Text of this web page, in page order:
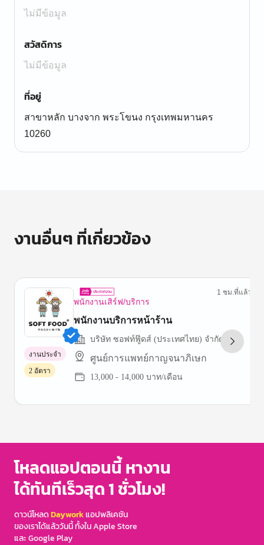
ไม่มีข้อมูล
สวัสดิการ
ไม่มีข้อมูล
ที่อยู่
สาขาหลัก บางจาก พระโขนง กรุงเทพมหานคร
10260
งานอื่นๆ ที่เกี่ยวข้อง
พนักงานเสิร์ฟ/บริการ
1 ชม.ที่แล้ว
พนักงานบริการหน้าร้าน
บริษัท ซอฟท์ฟู๊ดส์ (ประเทศไทย) จำกัด
ศูนย์การแพทย์กาญจนาภิเษก
13,000 - 14,000 บาท/เดือน
งานประจำ
2 อัตรา
of
โหลดแอปตอนนี้ หางาน
ได้ทันทีเร็วสุด 1 ชั่วโมง!
ดาวน์โหลดDayworkแอปพลิเคชัน
ของเราได้แล้ววันนี้ ทั้งใน Apple Store
และ Google Play